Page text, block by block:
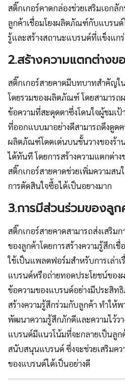
สติ๊กเกอร์คาดกล่องช่วยเสริมเอก
ลูกค้าเชื่อมโยงผลิตภัณฑ์กับแบรนด์
รู้และสร้างสถานะแบรนด์ที่แข็งแก
2.สร้างความแตกต่าง
สติ๊กเกอร์สายคาดมีบทบาทสำคัญใ
โดยรวมของผลิตภัณฑ์ โดยสามาร
ข้อความที่สะดุดตาซึ่งโดนใจผู้ชมเ
ที่ออกแบบมาอย่างดีสามารถดึงดูด
ผลิตภัณฑ์โดดเด่นบนชั้นวางของร้า
ได้ทันที โดยการสร้างความแตกต่า
สติ๊กเกอร์สายคาดช่วยเพิ่มความส
การตัดสินใจซื้อได้เป็นอยางมาก
3.การมีส่วนร่วมของลู
สติ๊กเกอร์สายคาดสามารถส่งเสริม
ของลูกค้าโดยการสร้างความรู้สึกเ
ใช้เป็นแพลตฟอร์มสำหรับการเล่า
แบรนด์หรือถ่ายทอดประโยชน์ของ
ข้อความของแบรนด์อย่างมีประสิท
สร้างความรู้สึกร่วมกับลูกค้า ทำให้
พัฒนาความรู้สึกภักดีและความไว้ว
แบรนด์มีแนวโน้มที่จะกลายเป็นลูก
สนับสนุนแบรนด์ ซึ่งจะช่วยเสริมคว
ของแบรนด์ได้เป็นอย่างดี